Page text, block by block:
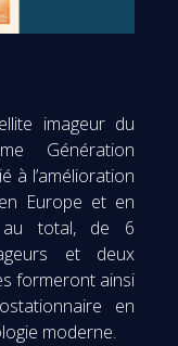
imageur du
Génération
à l’amélioration
Europe et en
au total, de 6
et deux
formeront ainsi
en
moderne.